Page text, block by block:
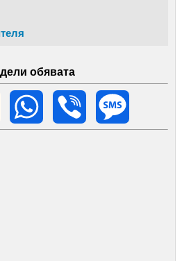
обявата
Facebook WhatsApp Viber